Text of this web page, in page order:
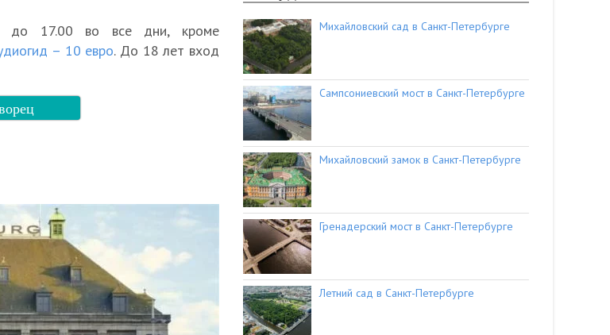
до 17.00 во все дни, кроме
– 10 евро. До 18 лет вход
Михайловский сад в Санкт-Петербурге
Сампсониевский мост в Санкт-Петербурге
Михайловский замок в Санкт-Петербурге
Гренадерский мост в Санкт-Петербурге
Летний сад в Санкт-Петербурге